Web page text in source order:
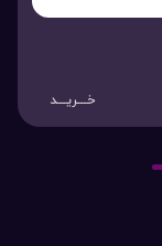
خـــریـــد
5